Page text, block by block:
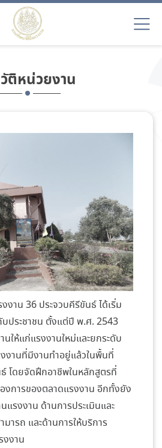
ติหน่วยงาน
าน 36 ประจวบคีรีขันธ์ ได้เริ่ม
บประชาชน ตั้งแต่ปี พ.ศ. 2543
ให้แก่แรงงานใหม่และยกระดับ
งานที่มีงานทำอยู่แล้วในพื้นที่
โดยจัดฝึกอาชีพในหลักสูตรที่
การของตลาดแรงงาน อีกทั้งยัง
แรงงาน ด้านการประเมินและ
ารถ และด้านการให้บริการ
งาน